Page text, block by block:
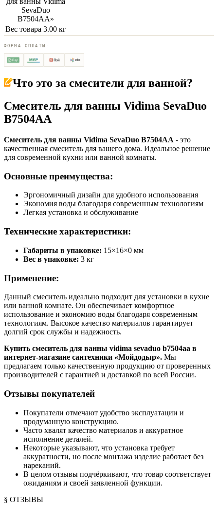
SevaDuo
B7504AA»
Вес товара 3.00 кг
ФОРМА ОПЛАТЫ:
Что это за смесители для ванной?
Смеситель для ванны Vidima SevaDuo
B7504AA
Смеситель для ванны Vidima SevaDuo B7504AA - это
качественная смеситель для вашего дома. Идеальное решение
для современной кухни или ванной комнаты.
Основные преимущества:
Эргономичный дизайн для удобного использования
Экономия воды благодаря современным технологиям
Легкая установка и обслуживание
Технические характеристики:
Габариты в упаковке: 15×16×0 мм
Вес в упаковке: 3 кг
Применение:
Данный смеситель идеально подходит для установки в кухне
или ванной комнате. Он обеспечивает комфортное
использование и экономию воды благодаря современным
технологиям. Высокое качество материалов гарантирует
долгий срок службы и надежность.
Купить смеситель для ванны vidima sevaduo b7504aa в
интернет-магазине сантехники «Мойдодыр». Мы
предлагаем только качественную продукцию от проверенных
производителей с гарантией и доставкой по всей России.
Отзывы покупателей
Покупатели отмечают удобство эксплуатации и
продуманную конструкцию.
Часто хвалят качество материалов и аккуратное
исполнение деталей.
Некоторые указывают, что установка требует
аккуратности, но после монтажа изделие работает без
нареканий.
В целом отзывы подчёркивают, что товар соответствует
ожиданиям и своей заявленной функции.
§ ОТЗЫВЫ